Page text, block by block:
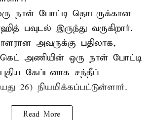
நாள் போட்டி தொடருக்கான
பவுடல் இருந்து வருகிறார்.
அவருக்கு பதிலாக,
அணியின் ஒரு நாள் போட்டி
கேப்டனாக சந்தீப்
26) நியமிக்கப்பட்டுள்ளார்.
Read More